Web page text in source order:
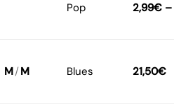
Pop 2,99€ –
M/ M Blues 21,50€